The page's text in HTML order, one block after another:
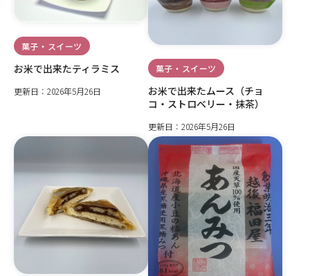
菓子・スイーツ
お米で出来たティラミス
更新日：2026年5月26日
菓子・スイーツ
お米で出来たムース（チョ
コ・ストロベリー・抹茶）
更新日：2026年5月26日